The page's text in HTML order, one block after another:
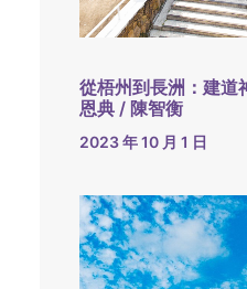
從梧州到長洲：建道
恩典 / 陳智衡
2023 年 10 月 1 日